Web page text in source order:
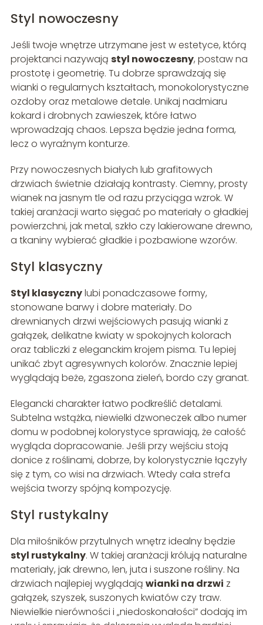
Styl nowoczesny
Jeśli twoje wnętrze utrzymane jest w estetyce, którą
projektanci nazywają styl nowoczesny, postaw na
prostotę i geometrię. Tu dobrze sprawdzają się
wianki o regularnych kształtach, monokolorystyczne
ozdoby oraz metalowe detale. Unikaj nadmiaru
kokard i drobnych zawieszek, które łatwo
wprowadzają chaos. Lepsza będzie jedna forma,
lecz o wyraźnym konturze.
Przy nowoczesnych białych lub grafitowych
drzwiach świetnie działają kontrasty. Ciemny, prosty
wianek na jasnym tle od razu przyciąga wzrok. W
takiej aranżacji warto sięgać po materiały o gładkiej
powierzchni, jak metal, szkło czy lakierowane drewno,
a tkaniny wybierać gładkie i pozbawione wzorów.
Styl klasyczny
Styl klasycznylubi ponadczasowe formy,
stonowane barwy i dobre materiały. Do
drewnianych drzwi wejściowych pasują wianki z
gałązek, delikatne kwiaty w spokojnych kolorach
oraz tabliczki z eleganckim krojem pisma. Tu lepiej
unikać zbyt agresywnych kolorów. Znacznie lepiej
wyglądają beże, zgaszona zieleń, bordo czy granat.
Elegancki charakter łatwo podkreślić detalami.
Subtelna wstążka, niewielki dzwoneczek albo numer
domu w podobnej kolorystyce sprawiają, że całość
wygląda dopracowanie. Jeśli przy wejściu stoją
donice z roślinami, dobrze, by kolorystycznie łączyły
się z tym, co wisi na drzwiach. Wtedy cała strefa
wejścia tworzy spójną kompozycję.
Styl rustykalny
Dla miłośników przytulnych wnętrz idealny będzie
styl rustykalny. W takiej aranżacji królują naturalne
materiały, jak drewno, len, juta i suszone rośliny. Na
drzwiach najlepiej wyglądają wianki na drzwi z
gałązek, szyszek, suszonych kwiatów czy traw.
Niewielkie nierówności i „niedoskonałości” dodają im